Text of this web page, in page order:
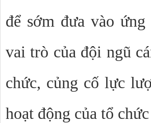
để sớm đưa vào
vai trò của đội ngũ
chức, củng cố lực
hoạt động của tổ